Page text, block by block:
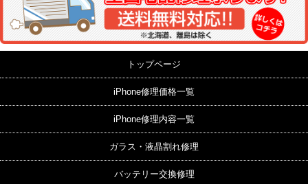
トップページ
iPhone修理価格一覧
iPhone修理内容一覧
ガラス・液晶割れ修理
バッテリー交換修理